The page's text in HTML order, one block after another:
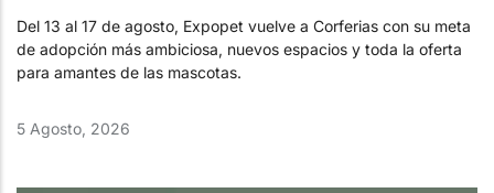
Del 13 al 17 de agosto, Expopet vuelve a Corferias con su meta
de adopción más ambiciosa, nuevos espacios y toda la oferta
para amantes de las mascotas.
5 Agosto, 2026